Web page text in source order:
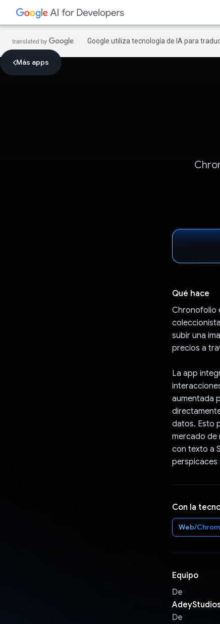
Google utiliza tecnología de IA para
Más apps
Qué hace
Chronofolio
subir una
precios a
La app
aumentada
datos. Esto
mercado de
con texto a
perspicaces
Con la
Web/
Equipo
De
De